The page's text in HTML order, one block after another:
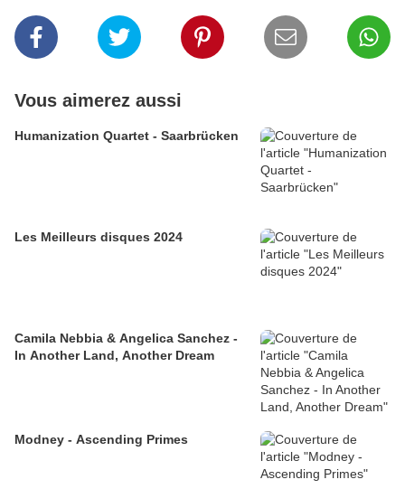
Vous aimerez aussi
Humanization Quartet - Saarbrücken
Les Meilleurs disques 2024
Camila Nebbia & Angelica Sanchez -
In Another Land, Another Dream
Modney - Ascending Primes